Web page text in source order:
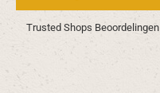
Trusted Shops Beoordelingen